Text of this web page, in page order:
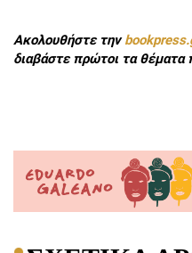
Ακολουθήστε την
διαβάστε πρώτοι τα θέματα